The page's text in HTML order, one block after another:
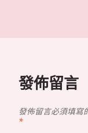
發佈留言
發佈留言必須填寫
*